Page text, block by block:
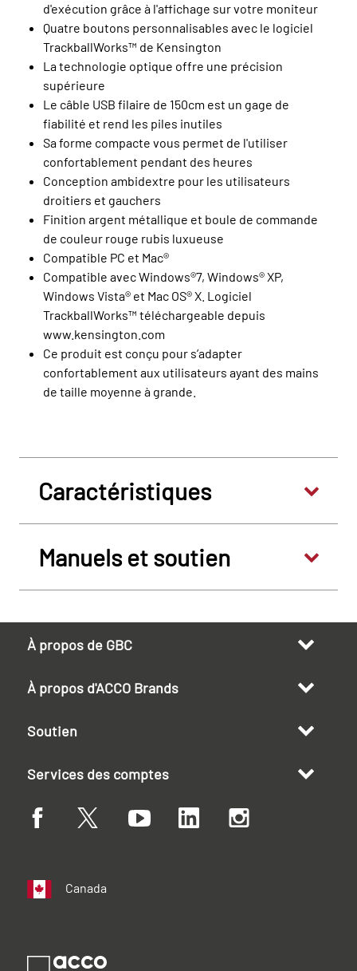
d'exécution grâce à l'affichage sur votre moniteur
Quatre boutons personnalisables avec le logiciel
TrackballWorks™ de Kensington
La technologie optique offre une précision
supérieure
Le câble USB filaire de 150cm est un gage de
fiabilité et rend les piles inutiles
Sa forme compacte vous permet de l'utiliser
confortablement pendant des heures
Conception ambidextre pour les utilisateurs
droitiers et gauchers
Finition argent métallique et boule de commande
de couleur rouge rubis luxueuse
Compatible PC et Mac®
Compatible avec Windows®7, Windows® XP,
Windows Vista® et Mac OS® X. Logiciel
TrackballWorks™ téléchargeable depuis
www.kensington.com
Ce produit est conçu pour s’adapter
confortablement aux utilisateurs ayant des mains
de taille moyenne à grande.
Caractéristiques
Manuels et soutien
À propos de GBC
À propos d'ACCO Brands
Soutien
Services des comptes
Canada